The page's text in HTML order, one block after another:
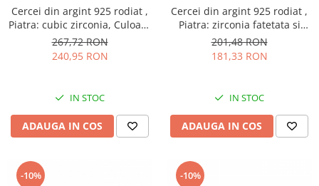
Cercei din argint 925 rodiat ,
Piatra: cubic zirconia, Culoare
: transparenta ,Sonis Silver
267,72 RON
240,95 RON
IN STOC
ADAUGA IN COS
Cercei din argint 925 rodiat ,
Piatra: zirconia fatetata si
cubic zirconia, Culoare :
transparenta ,
201,48 RON
181,33 RON
IN STOC
ADAUGA IN COS
-10% -10%